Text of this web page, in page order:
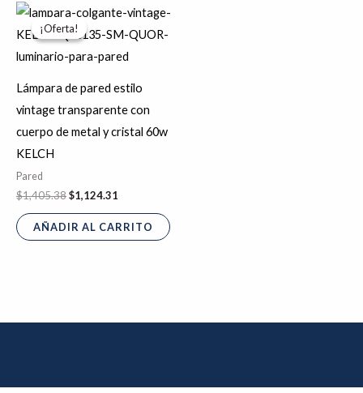
¡Oferta!
¡Oferta!
Lámpara de pared estilo
vintage transparente con
cuerpo de metal y cristal 60w
KELCH
Pared
$1,405.38
El
precio
original
$1,405.38.
$1,124.31
El
precio
actual
es:
$1,124.31.
AÑADIR AL CARRITO